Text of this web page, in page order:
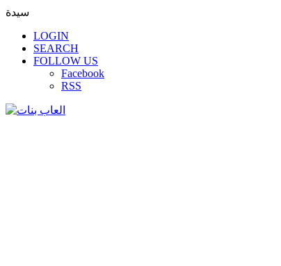
سيدة
LOGIN
SEARCH
FOLLOW US
Facebook
RSS